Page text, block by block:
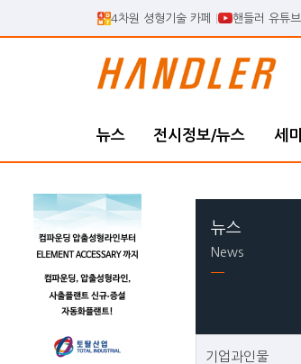
4차원 셩형기술 카페 핸들러 유튜브
뉴스 전시정보/뉴스 세
뉴스
News
기업과인물